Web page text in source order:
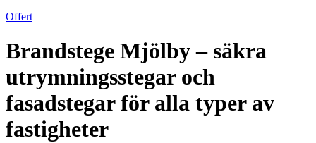
Offert
Brandstege Mjölby – säkra
utrymningsstegar och
fasadstegar för alla typer av
fastigheter